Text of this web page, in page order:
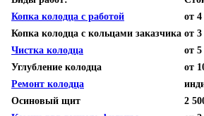
Копка колодца с работой
от
Копка колодца с кольцами заказчика от
Чистка колодца
от 5
Углубление колодца
от
Ремонт колодца
Осиновый щит
2